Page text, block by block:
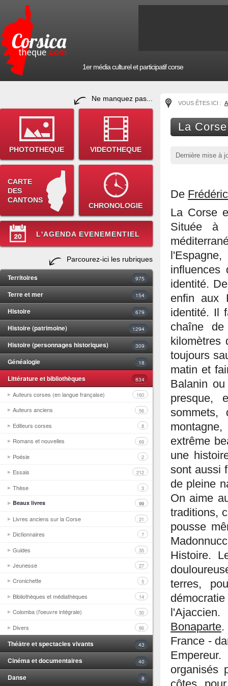
1er média culturel et participatif corse
Ne manquez pas...
PHOTOTHEQUE VIDEOTHEQUE
CARTE
DES
CANTONS
CHRONOLOGIE
L'AGENDA EVENEMENTIEL
Parcourez-ici les rubriques
Territoires 975
Terre et mer 154
Histoire 679
Histoire (patrimoine) 1294
Histoire (personnages historiques) 309
Généalogie 18
Littérature et bibliothèques 834
Auteurs corses (en langue française) 160
Auteurs anciens 56
Editeurs corses 8
Romans et nouvelles 69
Poésie 2
Essais 212
Thèse 3
Beaux livres 99
Livres anciens sur la Corse 21
Dictionnaires 7
Guides 35
Jeunesse 27
Cronichette 5
Bibliothèques et médiathèques 14
Colomba (l'oeuvre intégrale) 30
Divers 86
Théâtre et spectacles vivants 43
Cinéma et documentaires 40
Danse 8
VOUS ÊTES ICI :
La
Dernière mise à
De
La Corse
Située à
influences
identité.
enfin aux
identité. Il
chaîne
kilomètres
toujours
matin et
Balanin
presque,
sommets,
extrême
une
sont aussi
de pleine
On aime
traditions,
pousse
Histoire.
terres,
Bonaparte.
France -
organisés